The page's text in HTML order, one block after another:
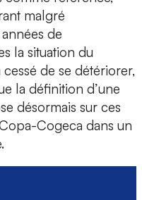
malgré
de
la situation du
de se détériorer,
la définition d’une
désormais sur ces
Cogeca dans un